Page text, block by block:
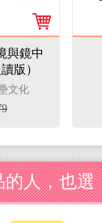
與鏡中
版）
文化
人，也選